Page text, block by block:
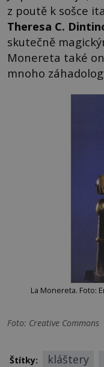
z poutě k sošce
Theresa C.
skutečně
Monereta také
mnoho
La Monereta. Foto:
Foto: Creative Commons
Štítky: kláštery